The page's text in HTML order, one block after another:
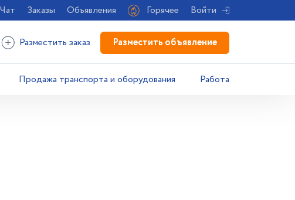
Чат Заказы Объявления Горячее Войти
Разместить заказ Разместить объявление
Продажа транспорта и оборудования Работа